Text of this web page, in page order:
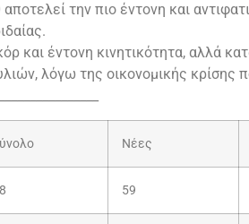
την πιο έντονη και
και έντονη κινητικότητα, αλλά
λόγω της οικονομικής κρίσης
Νέες
59